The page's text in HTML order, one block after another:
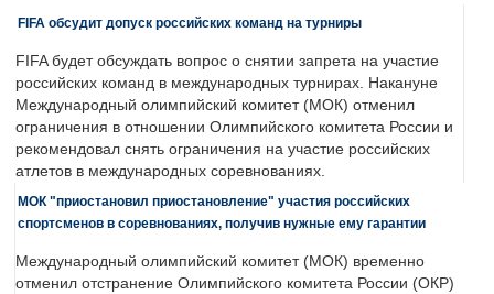
FIFA обсудит допуск российских команд на турниры
FIFA будет обсуждать вопрос о снятии запрета на участие
российских команд в международных турнирах. Накануне
Международный олимпийский комитет (МОК) отменил
ограничения в отношении Олимпийского комитета России и
рекомендовал снять ограничения на участие российских
атлетов в международных соревнованиях.
МОК "приостановил приостановление" участия российских
спортсменов в соревнованиях, получив нужные ему гарантии
Международный олимпийский комитет (МОК) временно
отменил отстранение Олимпийского комитета России (ОКР)